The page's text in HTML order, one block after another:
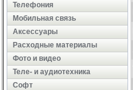
Телефония
Мобильная связь
Аксессуары
Расходные материалы
Фото и видео
Теле- и аудиотехника
Софт